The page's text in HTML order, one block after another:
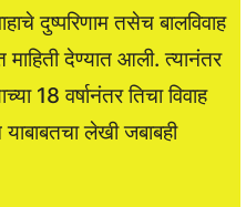
दुष्परिणाम तसेच बालविवाह
देण्यात आली. त्यानंतर
18 वर्षानंतर तिचा विवाह
लेखी जबाबही